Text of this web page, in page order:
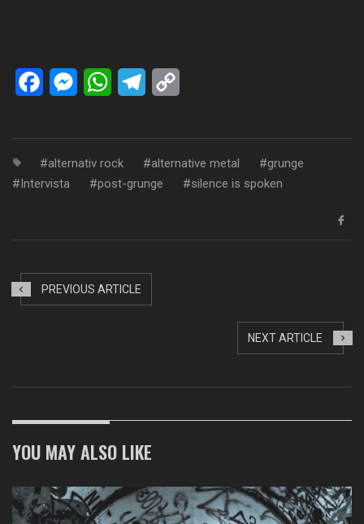
FacebookMessengerWhatsAppTelegram
alternativ rock alternative metal
grunge
Intervista
post-grunge silence is spoken
PREVIOUS ARTICLE
NEXT ARTICLE
YOU MAY ALSO LIKE